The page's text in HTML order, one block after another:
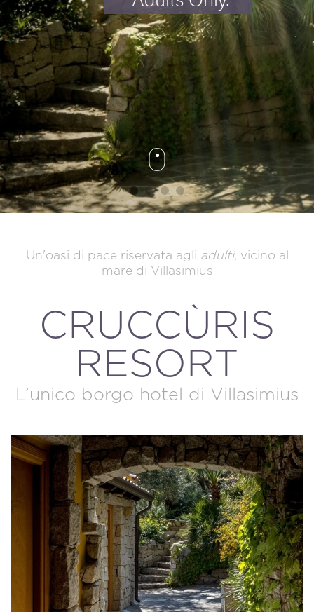
MODIFICA / CANCELLA PRENOTAZIONE
Un'oasi di pace riservata agli adulti, vicino al
mare di Villasimius
CRUCCÙRIS
RESORT
L’unico borgo hotel di Villasimius